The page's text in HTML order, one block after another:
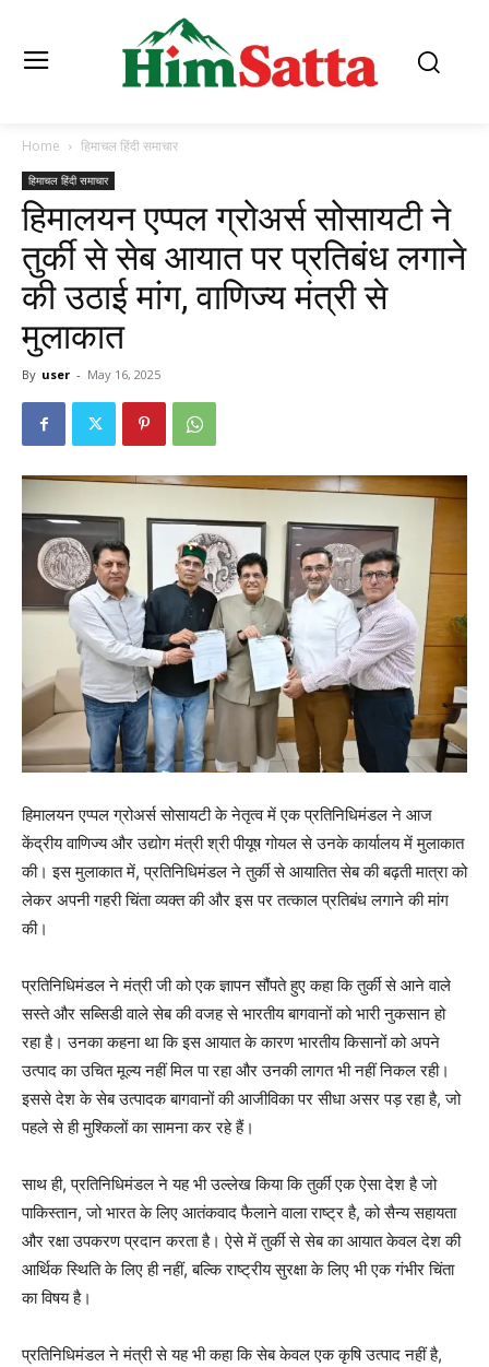
Home हिमाचल हिंदी समाचार
हिमाचल हिंदी समाचार
हिमालयन एप्पल ग्रोअर्स सोसायटी ने
तुर्की से सेब आयात पर प्रतिबंध लगाने
की उठाई मांग, वाणिज्य मंत्री से
मुलाकात
By user - May 16, 2025
हिमालयन एप्पल ग्रोअर्स सोसायटी के नेतृत्व में एक प्रतिनिधिमंडल ने आज
केंद्रीय वाणिज्य और उद्योग मंत्री श्री पीयूष गोयल से उनके कार्यालय में मुलाकात
की। इस मुलाकात में, प्रतिनिधिमंडल ने तुर्की से आयातित सेब की बढ़ती मात्रा को
लेकर अपनी गहरी चिंता व्यक्त की और इस पर तत्काल प्रतिबंध लगाने की मांग
की।
प्रतिनिधिमंडल ने मंत्री जी को एक ज्ञापन सौंपते हुए कहा कि तुर्की से आने वाले
सस्ते और सब्सिडी वाले सेब की वजह से भारतीय बागवानों को भारी नुकसान हो
रहा है। उनका कहना था कि इस आयात के कारण भारतीय किसानों को अपने
उत्पाद का उचित मूल्य नहीं मिल पा रहा और उनकी लागत भी नहीं निकल रही।
इससे देश के सेब उत्पादक बागवानों की आजीविका पर सीधा असर पड़ रहा है, जो
पहले से ही मुश्किलों का सामना कर रहे हैं।
साथ ही, प्रतिनिधिमंडल ने यह भी उल्लेख किया कि तुर्की एक ऐसा देश है जो
पाकिस्तान, जो भारत के लिए आतंकवाद फैलाने वाला राष्ट्र है, को सैन्य सहायता
और रक्षा उपकरण प्रदान करता है। ऐसे में तुर्की से सेब का आयात केवल देश की
आर्थ‍िक स्थिति के लिए ही नहीं, बल्कि राष्ट्रीय सुरक्षा के लिए भी एक गंभीर चिंता
का विषय है।
प्रतिनिधिमंडल ने मंत्री से यह भी कहा कि सेब केवल एक कृषि उत्पाद नहीं है,